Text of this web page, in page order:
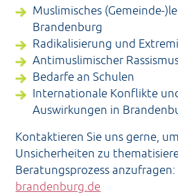
Muslimisches (Gemeinde-
Brandenburg
Radikalisierung und
Antimuslimischer
Bedarfe an Schulen
Internationale Konflikte
Auswirkungen in
Kontaktieren Sie uns gerne,
Unsicherheiten zu
Beratungsprozess anzufragen:
brandenburg.de